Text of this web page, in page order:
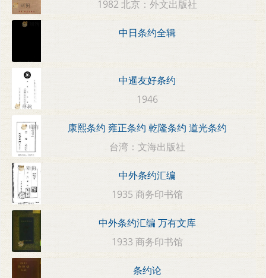
1982 北京：外文出版社
中日条约全辑
中暹友好条约
1946
康熙条约 雍正条约 乾隆条约 道光条约
台湾：文海出版社
中外条约汇编
1935 商务印书馆
中外条约汇编 万有文库
1933 商务印书馆
条约论